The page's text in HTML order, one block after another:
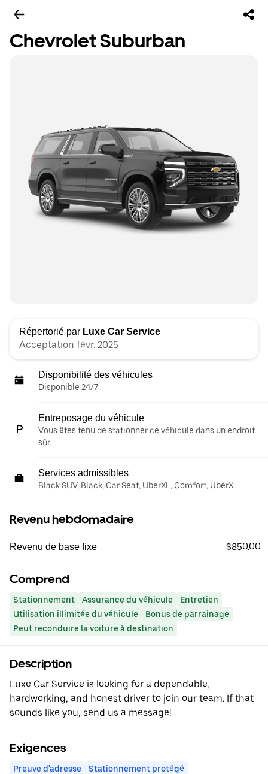
Chevrolet Suburban
Répertorié par Luxe Car Service
Acceptation févr. 2025
Disponibilité des véhicules
Disponible 24/7
Entreposage du véhicule
Vous êtes tenu de stationner ce véhicule dans un endroit
sûr.
Services admissibles
Black SUV, Black, Car Seat, UberXL, Comfort, UberX
Revenu hebdomadaire
Revenu de base fixe $850.00
Comprend
Stationnement Assurance du véhicule
Entretien
Utilisation illimitée du véhicule
Bonus de parrainage
Peut reconduire la voiture à destination
Description
Luxe Car Service is looking for a dependable,
hardworking, and honest driver to join our team. If that
sounds like you, send us a message!
Exigences
Preuve d'adresse
Stationnement protégé